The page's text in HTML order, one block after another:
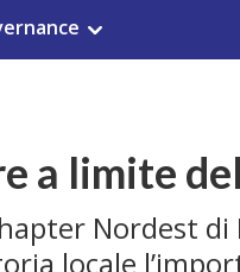
a limite
Nordest
locale